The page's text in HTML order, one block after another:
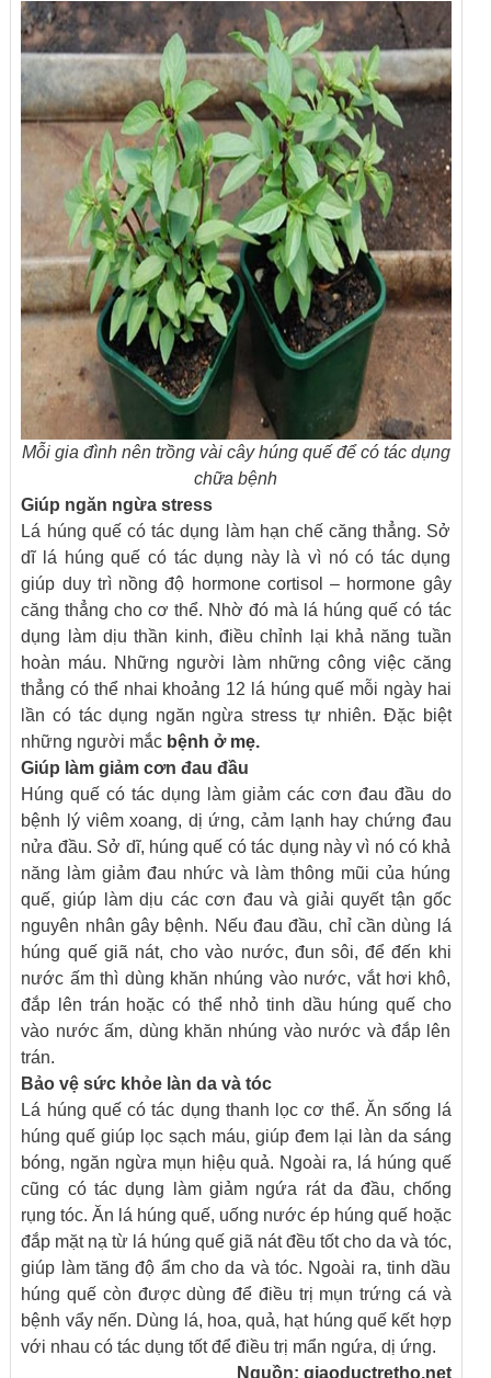
Mỗi gia đình nên trồng vài cây húng quế để có tác dụng
chữa bệnh
Giúp ngăn ngừa stress
Lá húng quế có tác dụng làm hạn chế căng thẳng. Sở
dĩ lá húng quế có tác dụng này là vì nó có tác dụng
giúp duy trì nồng độ hormone cortisol – hormone gây
căng thẳng cho cơ thể. Nhờ đó mà lá húng quế có tác
dụng làm dịu thần kinh, điều chỉnh lại khả năng tuần
hoàn máu. Những người làm những công việc căng
thẳng có thể nhai khoảng 12 lá húng quế mỗi ngày hai
lần có tác dụng ngăn ngừa stress tự nhiên. Đặc biệt
những người mắc bệnh ở mẹ.
Giúp làm giảm cơn đau đầu
Húng quế có tác dụng làm giảm các cơn đau đầu do
bệnh lý viêm xoang, dị ứng, cảm lạnh hay chứng đau
nửa đầu. Sở dĩ, húng quế có tác dụng này vì nó có khả
năng làm giảm đau nhức và làm thông mũi của húng
quế, giúp làm dịu các cơn đau và giải quyết tận gốc
nguyên nhân gây bệnh. Nếu đau đầu, chỉ cần dùng lá
húng quế giã nát, cho vào nước, đun sôi, để đến khi
nước ấm thì dùng khăn nhúng vào nước, vắt hơi khô,
đắp lên trán hoặc có thể nhỏ tinh dầu húng quế cho
vào nước ấm, dùng khăn nhúng vào nước và đắp lên
trán.
Bảo vệ sức khỏe làn da và tóc
Lá húng quế có tác dụng thanh lọc cơ thể. Ăn sống lá
húng quế giúp lọc sạch máu, giúp đem lại làn da sáng
bóng, ngăn ngừa mụn hiệu quả. Ngoài ra, lá húng quế
cũng có tác dụng làm giảm ngứa rát da đầu, chống
rụng tóc. Ăn lá húng quế, uống nước ép húng quế hoặc
đắp mặt nạ từ lá húng quế giã nát đều tốt cho da và tóc,
giúp làm tăng độ ẩm cho da và tóc. Ngoài ra, tinh dầu
húng quế còn được dùng để điều trị mụn trứng cá và
bệnh vẩy nến. Dùng lá, hoa, quả, hạt húng quế kết hợp
với nhau có tác dụng tốt để điều trị mẩn ngứa, dị ứng.
Nguồn: giaoductretho.net